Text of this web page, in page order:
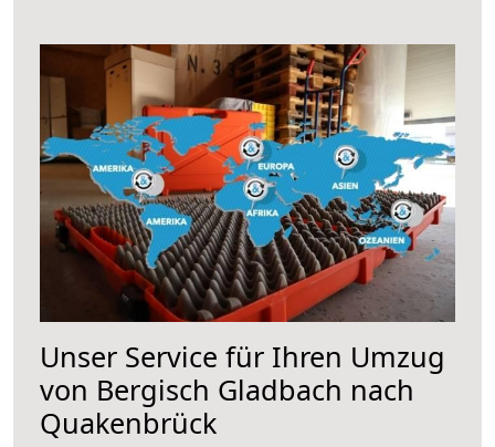
Unser Service für Ihren Umzug
von Bergisch Gladbach nach
Quakenbrück